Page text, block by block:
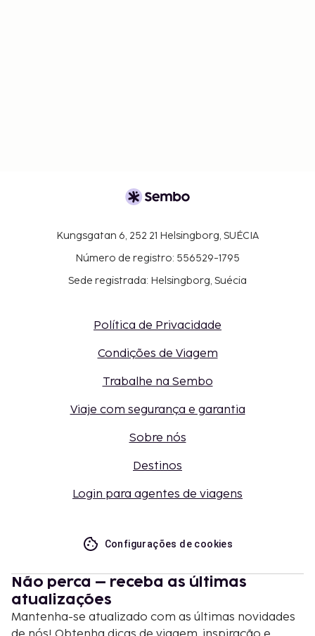
Kungsgatan 6, 252 21 Helsingborg, SUÉCIA
Número de registro: 556529-1795
Sede registrada: Helsingborg, Suécia
Política de Privacidade
Condições de Viagem
Trabalhe na Sembo
Viaje com segurança e garantia
Sobre nós
Destinos
Login para agentes de viagens
Configurações de cookies
Não perca – receba as últimas
atualizações
Mantenha-se atualizado com as últimas novidades